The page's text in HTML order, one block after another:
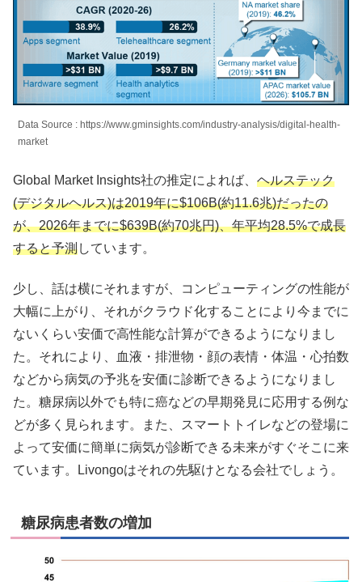
Data Source : https://www.gminsights.com/industry-analysis/digital-health-
market
Global Market Insights社の推定によれば、 ヘルステック
(デジタルヘルス)は2019年に$106B(約11.6兆)だったの
が、2026年までに$639B(約70兆円)、年平均28.5%で成長
すると予測しています。
少し、話は横にそれますが、コンピューティングの性能が
大幅に上がり、それがクラウド化することにより今までに
ないくらい安価で高性能な計算ができるようになりまし
た。それにより、血液・排泄物・顔の表情・体温・心拍数
などから病気の予兆を安価に診断できるようになりまし
た。糖尿病以外でも特に癌などの早期発見に応用する例な
どが多く見られます。また、スマートトイレなどの登場に
よって安価に簡単に病気が診断できる未来がすぐそこに来
ています。Livongoはそれの先駆けとなる会社でしょう。
糖尿病患者数の増加